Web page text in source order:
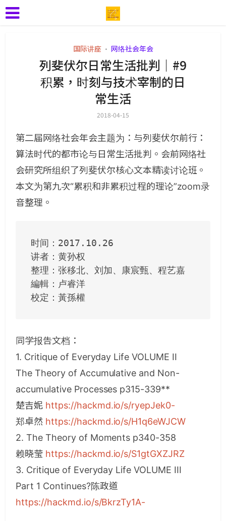
国际讲座 • 网络社会年会
列斐伏尔日常生活批判｜#9
积累，时刻与技术宰制的日
常生活
2018-04-15
第二届网络社会年会主题为：与列斐伏尔前行：
算法时代的都市论与日常生活批判。会前网络社
会研究所组织了列斐伏尔核心文本精读讨论班。
本文为第九次“累积和非累积过程的理论”zoom录
音整理。
时间：2017.10.26
讲者：黄孙权
整理：张移北、刘加、康宸甄、程艺嘉
編輯：卢睿洋
校定：黃孫權
同学报告文档：
1. Critique of Everyday Life VOLUME II
The Theory of Accumulative and Non-
accumulative Processes p315-339**
楚吉妮 https://hackmd.io/s/ryepJek0-
郑卓然 https://hackmd.io/s/H1q6eWJCW
2. The Theory of Moments p340-358
赖晓莹 https://hackmd.io/s/S1gtGXZJRZ
3. Critique of Everyday Life VOLUME III
Part 1 Continues?陈政道
https://hackmd.io/s/BkrzTy1A-